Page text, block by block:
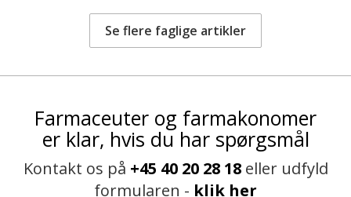
Se flere faglige artikler
Farmaceuter og farmakonomer
er klar, hvis du har spørgsmål
Kontakt os på +45 40 20 28 18eller udfyld
formularen - klik her